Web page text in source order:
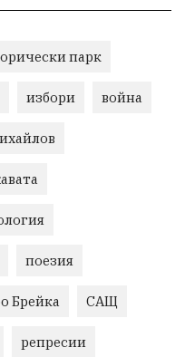
парк
избори война
поезия
Брейка САЩ
репресии